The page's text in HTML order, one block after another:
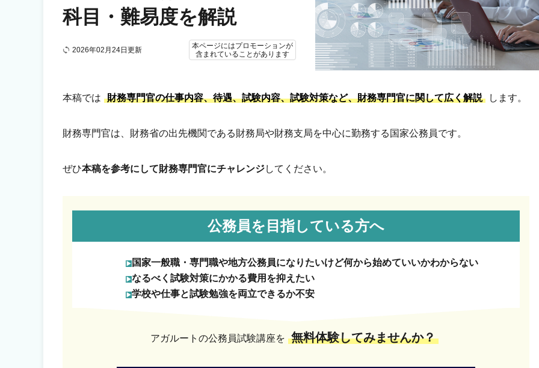
科目・難易度を解説
2026年02月24日更新
本ページにはプロモーションが
含まれていることがあります
本稿では 財務専門官の仕事内容、待遇、試験内容、試験対策など、財務専門官に関して広く解説 します。
財務専門官は、財務省の出先機関である財務局や財務支局を中心に勤務する国家公務員です。
ぜひ本稿を参考にして財務専門官にチャレンジしてください。
公務員を目指している方へ
国家一般職・専門職や地方公務員になりたいけど何から始めていいかわからない
なるべく試験対策にかかる費用を抑えたい
学校や仕事と試験勉強を両立できるか不安
アガルートの公務員試験講座を 無料体験してみませんか？